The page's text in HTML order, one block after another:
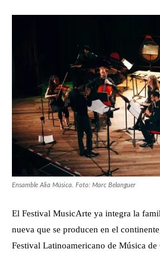
Ensamble Alia Música. Foto: Marc Belanguer
El Festival MusicArte ya integra la
nueva que se producen en el
Festival Latinoamericano de Música de